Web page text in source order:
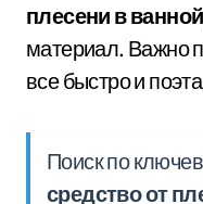
плесени в ванной
материал. Важно
все быстро и
Поиск по
средство от